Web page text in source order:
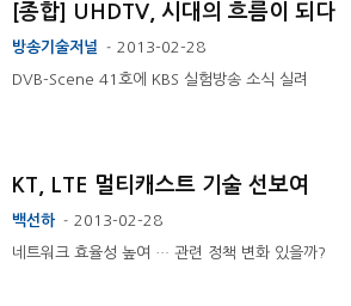
[종합] UHDTV, 시대의 흐름이 되다
방송기술저널 - 2013-02-28
DVB-Scene 41호에 KBS 실험방송 소식 실려
KT, LTE 멀티캐스트 기술 선보여
백선하 - 2013-02-28
네트워크 효율성 높여 … 관련 정책 변화 있을까?